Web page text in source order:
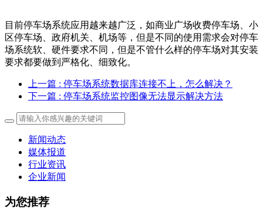
目前停车场系统应用越来越广泛，如商业广场收费停车场、小
区停车场、政府机关、机场等，但是不同的使用需求会对停车
场系统软、硬件要求不同，但是不管什么样的停车场对其安装
要求都要做到严格化、细致化。
上一篇 : 停车场系统数据库连接不上，怎么解决？
下一篇 : 停车场系统监控图像无法显示解决方法
新闻动态
媒体报道
行业资讯
企业新闻
为您推荐